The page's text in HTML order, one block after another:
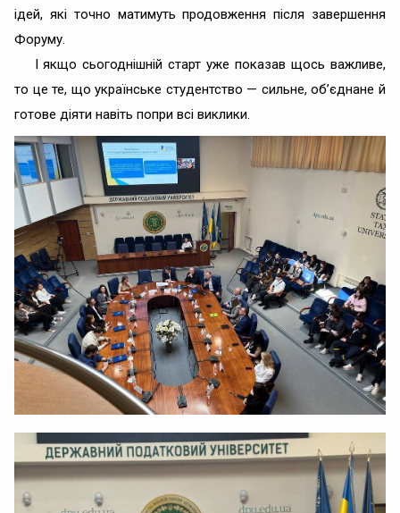
ідей, які точно матимуть продовження після завершення
Форуму.
І якщо сьогоднішній старт уже показав щось важливе,
то це те, що українське студентство — сильне, об’єднане й
готове діяти навіть попри всі виклики.